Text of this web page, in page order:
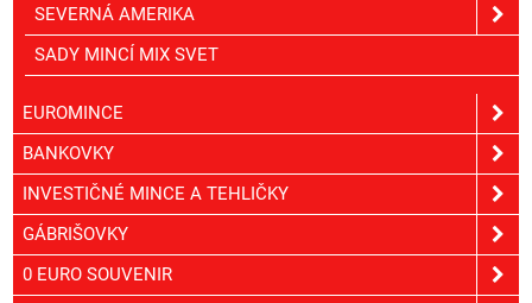
SEVERNÁ AMERIKA
SADY MINCÍ MIX SVET
EUROMINCE
BANKOVKY
INVESTIČNÉ MINCE A TEHLIČKY
GÁBRIŠOVKY
0 EURO SOUVENIR